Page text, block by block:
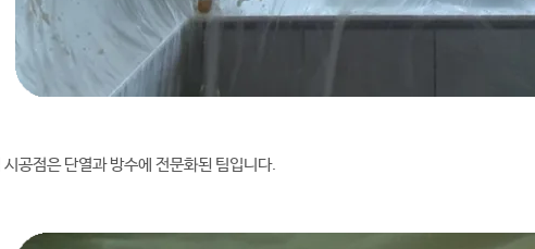
공점은 단열과 방수에 전문화된 팀입니다.